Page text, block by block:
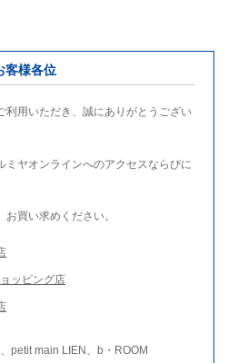
客様各位
利用いただき、誠にありがとうござい
ミヤオンラインへのアクセスならびに
買い求めください。
ッピング店
petit main LIEN、b・ROOM